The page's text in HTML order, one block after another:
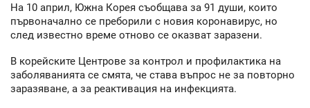
На 10 април, Южна Корея съобщава за 91 души, които
първоначално се преборили с новия коронавирус, но
след известно време отново се оказват заразени.
В корейските Центрове за контрол и профилактика на
заболяванията се смята, че става въпрос не за повторно
заразяване, а за реактивация на инфекцията.